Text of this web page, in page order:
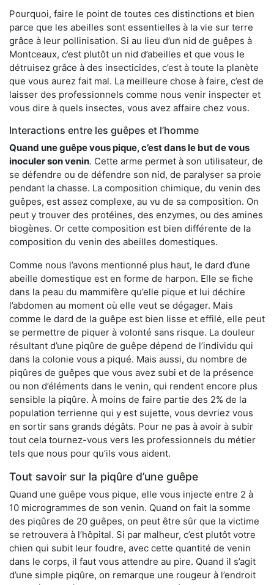
Pourquoi, faire le point de toutes ces distinctions et bien
parce que les abeilles sont essentielles à la vie sur terre
grâce à leur pollinisation. Si au lieu d’un nid de guêpes à
Montceaux, c’est plutôt un nid d’abeilles et que vous le
détruisez grâce à des insecticides, c’est à toute la planète
que vous aurez fait mal. La meilleure chose à faire, c’est de
laisser des professionnels comme nous venir inspecter et
vous dire à quels insectes, vous avez affaire chez vous.
Interactions entre les guêpes et l’homme
Quand une guêpe vous pique, c’est dans le but de vous
inoculer son venin. Cette arme permet à son utilisateur, de
se défendre ou de défendre son nid, de paralyser sa proie
pendant la chasse. La composition chimique, du venin des
guêpes, est assez complexe, au vu de sa composition. On
peut y trouver des protéines, des enzymes, ou des amines
biogènes. Or cette composition est bien différente de la
composition du venin des abeilles domestiques.
Comme nous l’avons mentionné plus haut, le dard d’une
abeille domestique est en forme de harpon. Elle se fiche
dans la peau du mammifère qu’elle pique et lui déchire
l’abdomen au moment où elle veut se dégager. Mais
comme le dard de la guêpe est bien lisse et effilé, elle peut
se permettre de piquer à volonté sans risque. La douleur
résultant d’une piqûre de guêpe dépend de l’individu qui
dans la colonie vous a piqué. Mais aussi, du nombre de
piqûres de guêpes que vous avez subi et de la présence
ou non d’éléments dans le venin, qui rendent encore plus
sensible la piqûre. À moins de faire partie des 2% de la
population terrienne qui y est sujette, vous devriez vous
en sortir sans grands dégâts. Pour ne pas à avoir à subir
tout cela tournez-vous vers les professionnels du métier
tels que nous pour qu’ils vous aident.
Tout savoir sur la piqûre d’une guêpe
Quand une guêpe vous pique, elle vous injecte entre 2 à
10 microgrammes de son venin. Quand on fait la somme
des piqûres de 20 guêpes, on peut être sûr que la victime
se retrouvera à l’hôpital. Si par malheur, c’est plutôt votre
chien qui subit leur foudre, avec cette quantité de venin
dans le corps, il faut vous attendre au pire. Quand il s’agit
d’une simple piqûre, on remarque une rougeur à l’endroit